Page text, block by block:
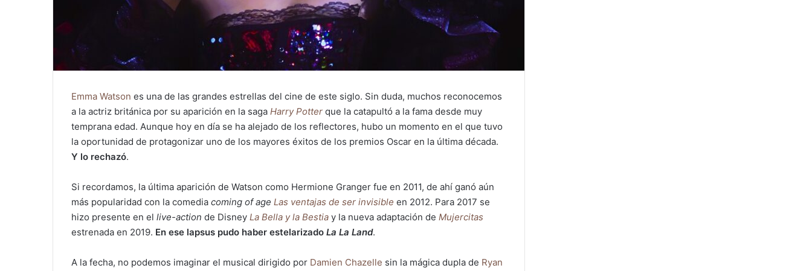
Emma Watson es una de las grandes estrellas del cine de este siglo. Sin duda, muchos reconocemos
a la actriz británica por su aparición en la saga Harry Potter que la catapultó a la fama desde muy
temprana edad. Aunque hoy en día se ha alejado de los reflectores, hubo un momento en el que tuvo
la oportunidad de protagonizar uno de los mayores éxitos de los premios Oscar en la última década.
Y lo rechazó.
Si recordamos, la última aparición de Watson como Hermione Granger fue en 2011, de ahí ganó aún
más popularidad con la comedia coming of age Las ventajas de ser invisible en 2012. Para 2017 se
hizo presente en el live-action de Disney La Bella y la Bestia y la nueva adaptación de Mujercitas
estrenada en 2019. En ese lapsus pudo haber estelarizado La La Land.
A la fecha, no podemos imaginar el musical dirigido por Damien Chazelle sin la mágica dupla de Ryan